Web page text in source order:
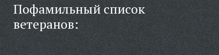
Пофамильный список
ветеранов: